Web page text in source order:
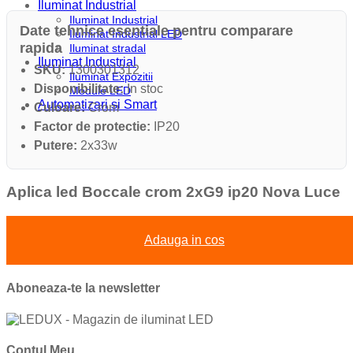
Iluminat Industrial
Iluminat Industrial
Iluminat Industrial LED
Iluminat stradal
Iluminat Industrial
Iluminat Expozitii
Module LED
Automatizari si Smart
Date tehnice esentiale pentru comparare
rapida
SKU:1300301312
Disponibilitate:In stoc
Culoare:Crom
Factor de protectie: IP20
Putere: 2x33w
Aplica led Boccale crom 2xG9 ip20 Nova Luce
Adauga in cos
Aboneaza-te la newsletter
Contul Meu